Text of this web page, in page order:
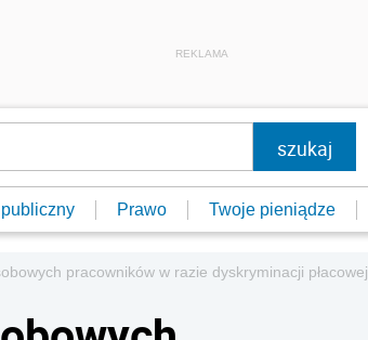
REKLAMA
Prawo Twoje pieniądze
pracowników w razie dyskryminacji płacowej